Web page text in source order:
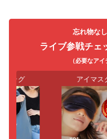
忘れ物な
ライブ参戦チェ
（必要なア
ッグ アイマスク